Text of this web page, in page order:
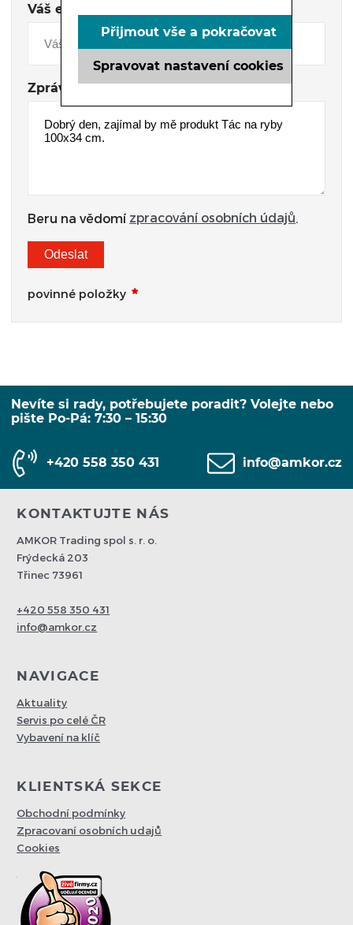
Váš e-mail
Zpráva
Beru na vědomí zpracování osobních údajů
Odeslat
povinné položky
Nevíte si rady, potřebujete poradit? Volejte nebo
pište Po-Pá: 7:30 – 15:30
+420 558 350 431 info@amkor.cz
KONTAKTUJTE NÁS
AMKOR Trading spol s. r. o.
Frýdecká 203
Třinec 73961
+420 558 350 431
info@amkor.cz
NAVIGACE
Aktuality
Servis po celé ČR
Vybavení na klíč
KLIENTSKÁ SEKCE
Obchodní podmínky
Zpracovaní osobních udajů
Cookies
Spravovat nastavení cookies
Přijmout vše a pokračovat